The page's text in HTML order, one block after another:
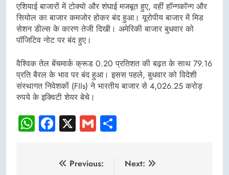
एशियाई बाजारों में टोक्यो और शंघाई मजबूत हुए, वहीं हॉन्गकॉन्ग और
सियोल का बाजार कमजोर होकर बंद हुआ। यूरोपीय बाजार में मिड
सेशन डील्स के कारण तेजी दिखी। अमेरिकी बाजार बुधवार को
पॉजिटिव नोट पर बंद हुए।
वैश्विक तेल बेंचमार्क क्रूड 0.20 प्रतिशत की बढ़त के साथ 79.16
प्रति बैरल के भाव पर बंद हुआ। इसस पहले, बुधवार को विदेशी
संस्थागत निवेशकों (FIIs) ने भारतीय बाजार से 4,026.25 करोड़
रुपये के इक्विटी शेयर बेचे।
WhatsApp
Facebook
X Gmail
Previous:
Next: